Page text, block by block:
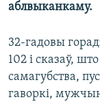
аблвыканкаму.
32-гадовы
102 і сказаў,
самагубства,
гаворкі,